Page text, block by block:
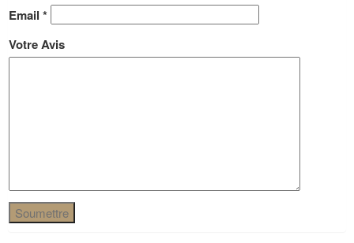
Email *
Votre Avis